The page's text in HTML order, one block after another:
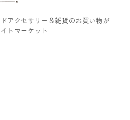
アクセサリー＆雑貨のお買い物が
トマーケット